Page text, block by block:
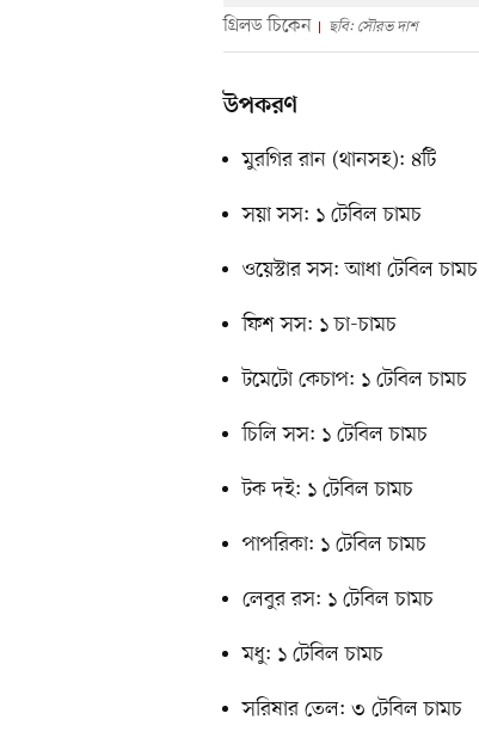
গ্রিলড চিকেন ছবি: সৌরভ দাশ
উপকরণ
মুরগির রান (থানসহ): ৪টি
সয়া সস: ১ টেবিল চামচ
ওয়েস্টার সস: আধা টেবিল চামচ
ফিশ সস: ১ চা-চামচ
টমেটো কেচাপ: ১ টেবিল চামচ
চিলি সস: ১ টেবিল চামচ
টক দই: ১ টেবিল চামচ
পাপরিকা: ১ টেবিল চামচ
লেবুর রস: ১ টেবিল চামচ
মধু: ১ টেবিল চামচ
সরিষার তেল: ৩ টেবিল চামচ